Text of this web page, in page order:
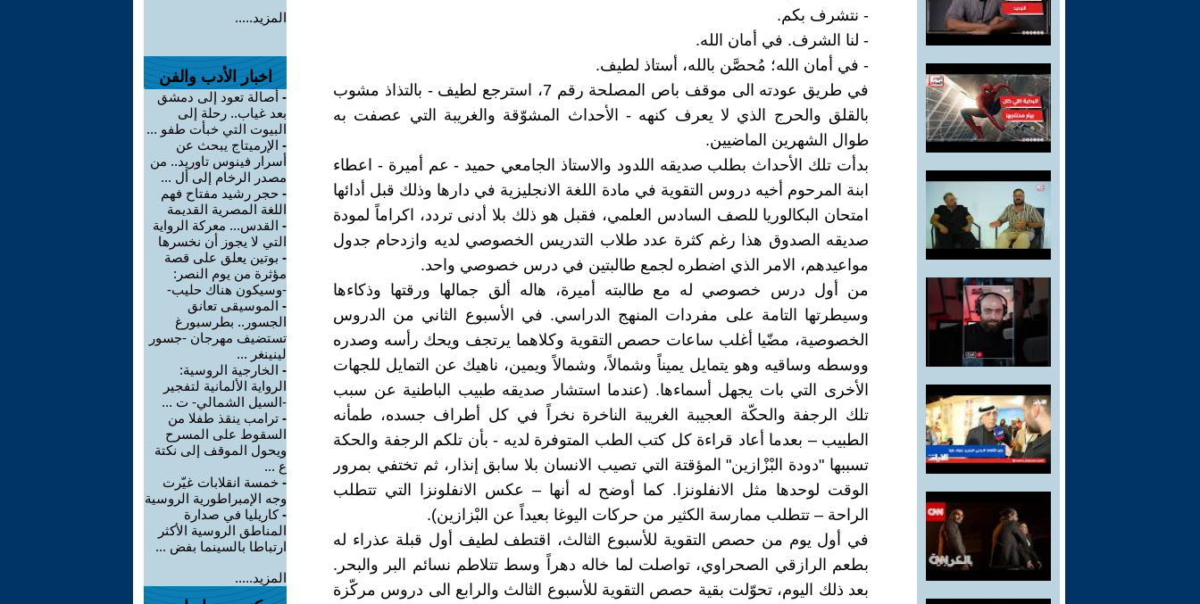
- نتشرف بكم.
- لنا الشرف. في أمان الله.
- في أمان الله؛ مُحصَّن بالله، أستاذ لطيف.
في طريق عودته الى موقف باص المصلحة رقم 7، استرجع لطيف - بالتذاذ مشوب
بالقلق والحرج الذي لا يعرف كنهه - الأحداث المشوّقة والغريبة التي عصفت به
طوال الشهرين الماضيين.
بدأت تلك الأحداث بطلب صديقه اللدود والاستاذ الجامعي حميد - عم أميرة - اعطاء
ابنة المرحوم أخيه دروس التقوية في مادة اللغة الانجليزية في دارها وذلك قبل أدائها
امتحان البكالوريا للصف السادس العلمي، فقبل هو ذلك بلا أدنى تردد، اكراماً لمودة
صديقه الصدوق هذا رغم كثرة عدد طلاب التدريس الخصوصي لديه وازدحام جدول
مواعيدهم، الامر الذي اضطره لجمع طالبتين في درس خصوصي واحد.
من أول درس خصوصي له مع طالبته أميرة، هاله ألق جمالها ورقتها وذكاءها
وسيطرتها التامة على مفردات المنهج الدراسي. في الأسبوع الثاني من الدروس
الخصوصية، مضّيا أغلب ساعات حصص التقوية وكلاهما يرتجف ويحك رأسه وصدره
ووسطه وساقيه وهو يتمايل يميناً وشمالاً، وشمالاً ويمين، ناهيك عن التمايل للجهات
الأخرى التي بات يجهل أسماءها. (عندما استشار صديقه طبيب الباطنية عن سبب
تلك الرجفة والحكّة العجيبة الغريبة الناخرة نخراً في كل أطراف جسده، طمأنه
الطبيب – بعدما أعاد قراءة كل كتب الطب المتوفرة لديه - بأن تلكم الرجفة والحكة
تسببها "دودة البْزْازين" المؤقتة التي تصيب الانسان بلا سابق إنذار، ثم تختفي بمرور
الوقت لوحدها مثل الانفلونزا. كما أوضح له أنها – عكس الانفلونزا التي تتطلب
الراحة – تتطلب ممارسة الكثير من حركات اليوغا بعيداً عن البْزازين).
في أول يوم من حصص التقوية للأسبوع الثالث، اقتطف لطيف أول قبلة عذراء له
بطعم الرازقي الصحراوي، تواصلت لما خاله دهراً وسط تتلاطم نسائم البر والبحر.
بعد ذلك اليوم، تحوّلت بقية حصص التقوية للأسبوع الثالث والرابع الى دروس مركّزة
المزيد.....
اخبار الأدب والفن
- أصالة تعود إلى دمشق
بعد غياب.. رحلة إلى
البيوت التي خبأت طفو ...
- الإرميتاج يبحث عن
أسرار فينوس تاوريد.. من
مصدر الرخام إلى أل ...
- حجر رشيد مفتاح فهم
اللغة المصرية القديمة
- القدس... معركة الرواية
التي لا يجوز أن نخسرها
- بوتين يعلق على قصة
مؤثرة من يوم النصر:
-وسيكون هناك حليب-
- الموسيقى تعانق
الجسور.. بطرسبورغ
تستضيف مهرجان -جسور
لينينغر ...
- الخارجية الروسية:
الرواية الألمانية لتفجير
-السيل الشمالي- ت ...
- ترامب ينقذ طفلا من
السقوط على المسرح
ويحول الموقف إلى نكتة
ع ...
- خمسة انقلابات غيّرت
وجه الإمبراطورية الروسية
-كاريليا في صدارة
المناطق الروسية الأكثر
ارتباطا بالسينما بفض ...
المزيد.....